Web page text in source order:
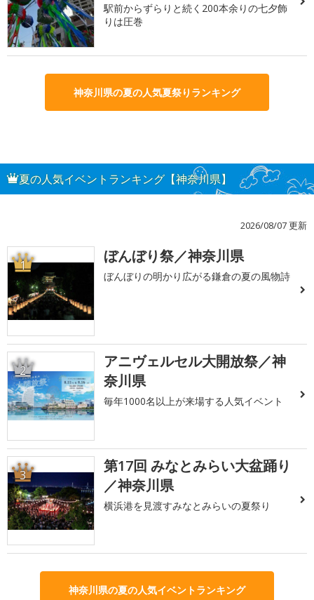
駅前からずらりと続く200本余りの七夕飾
りは圧巻
神奈川県の夏の人気夏祭りランキング
夏の人気イベントランキング【神奈川県】
2026/08/07 更新
1 ぼんぼり祭／神奈川県
ぼんぼりの明かり広がる鎌倉の夏の風物詩
2
アニヴェルセル大開放祭／神
奈川県
毎年1000名以上が来場する人気イベント
3
第17回 みなとみらい大盆踊り
／神奈川県
横浜港を見渡すみなとみらいの夏祭り
神奈川県の夏の人気イベントランキング